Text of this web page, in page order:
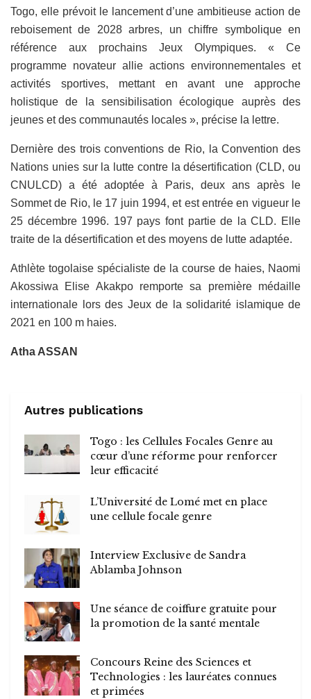
Togo, elle prévoit le lancement d’une ambitieuse action de
reboisement de 2028 arbres, un chiffre symbolique en
référence aux prochains Jeux Olympiques. « Ce
programme novateur allie actions environnementales et
activités sportives, mettant en avant une approche
holistique de la sensibilisation écologique auprès des
jeunes et des communautés locales », précise la lettre.
Dernière des trois conventions de Rio, la Convention des
Nations unies sur la lutte contre la désertification (CLD, ou
CNULCD) a été adoptée à Paris, deux ans après le
Sommet de Rio, le 17 juin 1994, et est entrée en vigueur le
25 décembre 1996. 197 pays font partie de la CLD. Elle
traite de la désertification et des moyens de lutte adaptée.
Athlète togolaise spécialiste de la course de haies, Naomi
Akossiwa Elise Akakpo remporte sa première médaille
internationale lors des Jeux de la solidarité islamique de
2021 en 100 m haies.
Atha ASSAN
Autres publications
Togo : les Cellules Focales Genre au
cœur d’une réforme pour renforcer
leur efficacité
L’Université de Lomé met en place
une cellule focale genre
Interview Exclusive de Sandra
Ablamba Johnson
Une séance de coiffure gratuite pour
la promotion de la santé mentale
Concours Reine des Sciences et
Technologies : les lauréates connues
et primées